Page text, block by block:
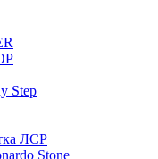
Step
ЛСР
Stone